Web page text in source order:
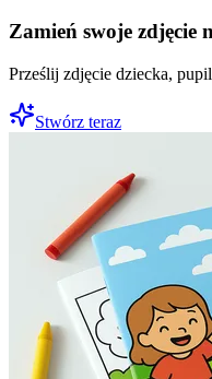
Zamień swoje zdjęcie
Prześlij zdjęcie dziecka,
Stwórz teraz